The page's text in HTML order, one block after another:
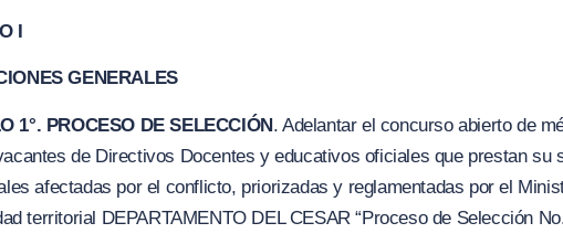
I
GENERALES
1°. PROCESO DE SELECCIÓN. Adelantar el concurso abierto de
de Directivos Docentes y educativos oficiales que prestan su
afectadas por el conflicto, priorizadas y reglamentadas por el
territorial DEPARTAMENTO DEL CESAR “Proceso de Selección